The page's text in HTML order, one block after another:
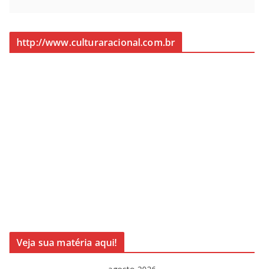
http://www.culturaracional.com.br
Veja sua matéria aqui!